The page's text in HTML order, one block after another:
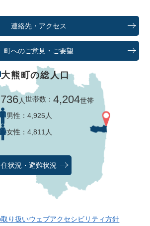
連絡先・アクセス
町へのご意見・ご要望
大熊町の総人口
人世帯数：4,204世帯
男性： 4,925人
女性： 4,811人
住状況・避難状況
り扱いウェブアクセシビリティ方針